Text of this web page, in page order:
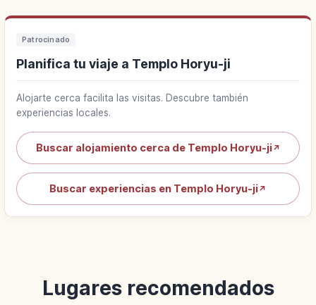
Patrocinado
Planifica tu viaje a Templo Horyu-ji
Alojarte cerca facilita las visitas. Descubre también
experiencias locales.
Buscar alojamiento cerca de Templo Horyu-ji↗
Buscar experiencias en Templo Horyu-ji↗
Lugares recomendados